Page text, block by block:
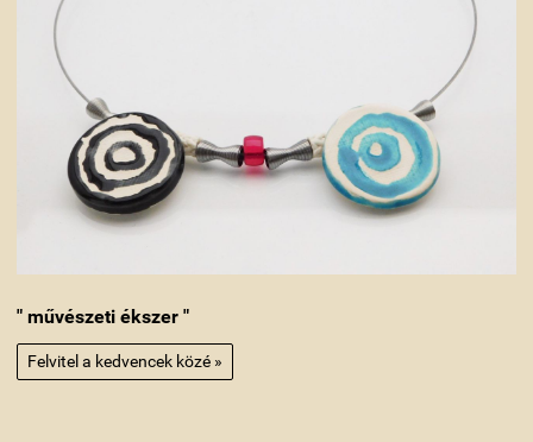
" művészeti ékszer "
Felvitel a kedvencek közé »